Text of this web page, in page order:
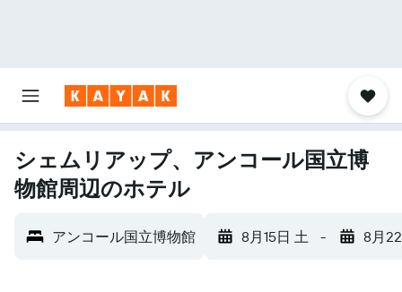
シェムリアップ、アンコール国立博
物館周辺のホテル
アンコール国立博物館 8月15日 土 - 8月